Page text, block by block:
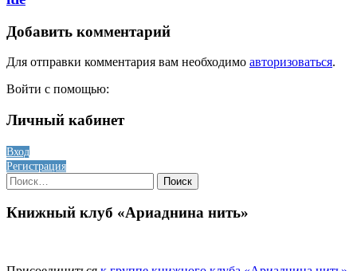
Добавить комментарий
Для отправки комментария вам необходимо авторизоваться.
Войти с помощью:
Личный кабинет
Вход
Регистрация
Найти:
Книжный клуб «Ариаднина нить»